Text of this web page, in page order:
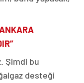
Şimdi bu
desteği